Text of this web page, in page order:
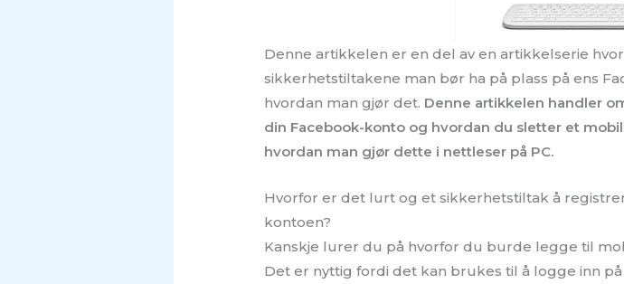
Denne artikkelen er en del av en artikkelserie
sikkerhetstiltakene man bør ha på plass på ens
hvordan man gjør det. Denne artikkelen handler
din Facebook-konto og hvordan du sletter et
hvordan man gjør dette i nettleser på PC.
Hvorfor er det lurt og et sikkerhetstiltak å
kontoen?
Kanskje lurer du på hvorfor du burde legge til
Det er nyttig fordi det kan brukes til å logge inn